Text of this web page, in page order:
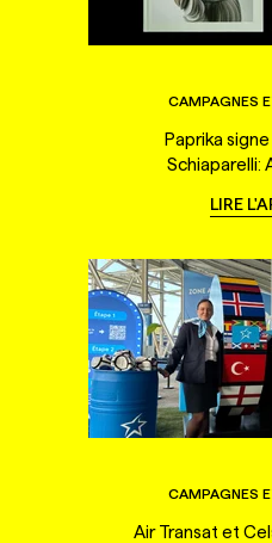
CAMPAGNES
Paprika
Schiaparelli:
LIRE
CAMPAGNES
Air Transat et